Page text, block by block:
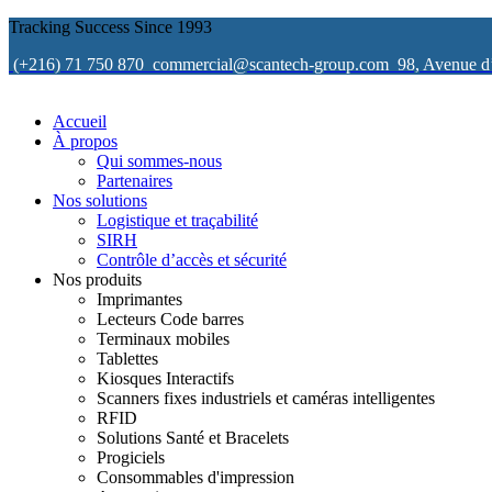
Tracking Success Since 1993
(+216) 71 750 870 commercial@scantech-group.com 98, Avenue
Accueil
À propos
Qui sommes-nous
Partenaires
Nos solutions
Logistique et traçabilité
SIRH
Contrôle d’accès et sécurité
Nos produits
Imprimantes
Lecteurs Code barres
Terminaux mobiles
Tablettes
Kiosques Interactifs
Scanners fixes industriels et caméras intelligentes
RFID
Solutions Santé et Bracelets
Progiciels
Consommables d'impression